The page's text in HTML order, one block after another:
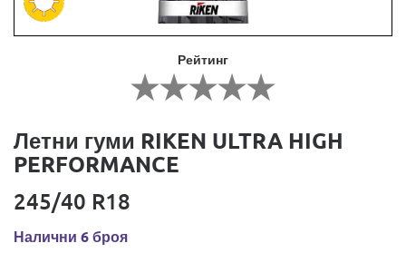
Рейтинг
Летни гуми RIKEN ULTRA HIGH
PERFORMANCE
245/40 R18
Налични 6 броя